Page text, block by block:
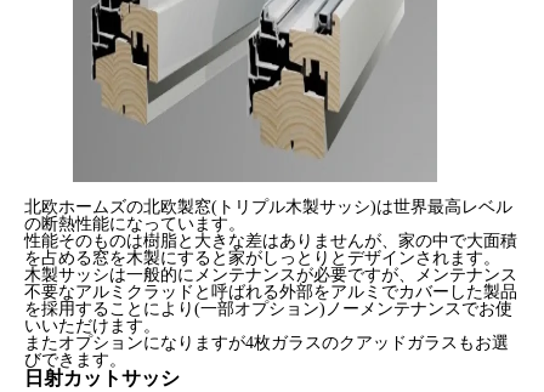
北欧ホームズの北欧製窓(トリプル木製サッシ)は世界最高レベル
の断熱性能になっています。
性能そのものは樹脂と大きな差はありませんが、家の中で大面積
を占める窓を木製にすると家がしっとりとデザインされます。
木製サッシは一般的にメンテナンスが必要ですが、メンテナンス
不要なアルミクラッドと呼ばれる外部をアルミでカバーした製品
を採用することにより(一部オプション)ノーメンテナンスでお使
いいただけます。
またオプションになりますが4枚ガラスのクアッドガラスもお選
びできます。
日射カットサッシ